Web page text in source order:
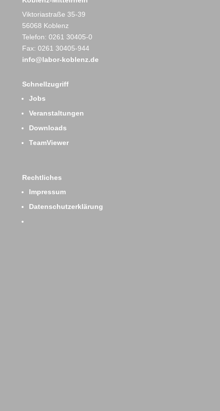
Viktoriastraße 35-39
56068 Koblenz
Telefon: 0261 30405-0
Fax: 0261 30405-944
info@labor-koblenz.de
Schnellzugriff
Jobs
Veranstaltungen
Downloads
TeamViewer
Rechtliches
Impressum
Datenschutzerklärung